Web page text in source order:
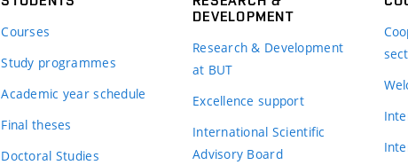
Courses
Study programmes
Academic year schedule
Final theses
Doctoral Studies
DEVELOPMENT
Research & Development
at BUT
Excellence support
International Scientific
Advisory Board